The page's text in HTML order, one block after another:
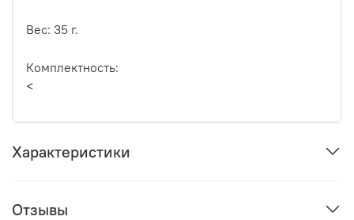
Вес: 35 г.
Комплектность:
<
Характеристики
Отзывы